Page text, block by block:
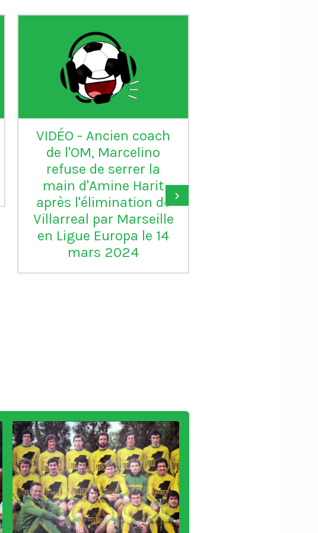
VIDÉO - Ancien coach
de l'OM, Marcelino
refuse de serrer la
main d'Amine Harit
après l'élimination de
Villarreal par Marseille
en Ligue Europa le 14
mars 2024
›